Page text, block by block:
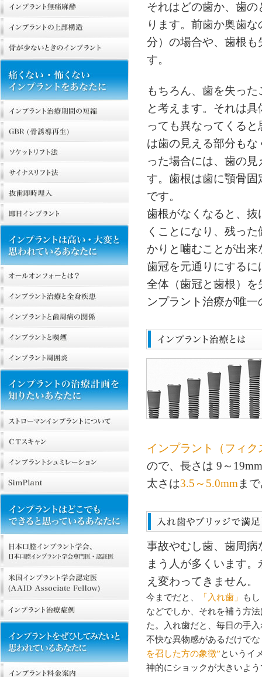
それはどの歯か、歯
ります。前歯か奥歯
分）の場合や、歯根
す。
もちろん、歯を失っ
と考えます。それは
っても異なってくる
は歯の見える部分も
った場合には、歯の
す。歯根は歯に顎骨
です。
歯根がなくなると、
くことになり、残っ
かりと噛むことが出
歯冠を元通りにする
全体（歯冠と歯根）
ンプラント治療が唯
インプラント（フィク
ので、長さは 9～
太さは3.5～5.0mm ま
事故やむし歯、歯周
まう人が多くいます
え変わってきません。
今までだと、 「入れ歯」
も
などでしか、それを補う方
た。入れ歯だと、毎日の手
不快な異物感があるだけで
を召した方の象徴”というイ
神的にショックが大きいよ